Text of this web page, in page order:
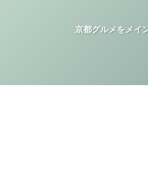
京都グルメをメイ